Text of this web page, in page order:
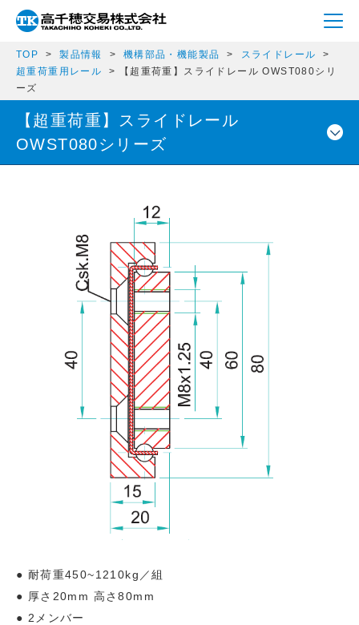
TOP 製品情報 機構部品・機能製品
スライドレール
超重荷重用レール
【超重荷重】スライドレール OWST080シリ
ーズ
【超重荷重】スライドレール
OWST080シリーズ
耐荷重450~1210kg／組
厚さ20mm 高さ80mm
2メンバー